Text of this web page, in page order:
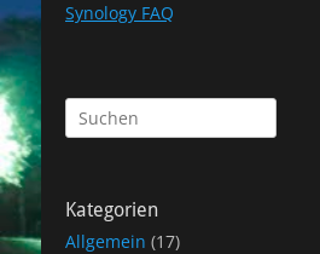
Synology FAQ
Suchen
nach:
Kategorien
Allgemein (17)